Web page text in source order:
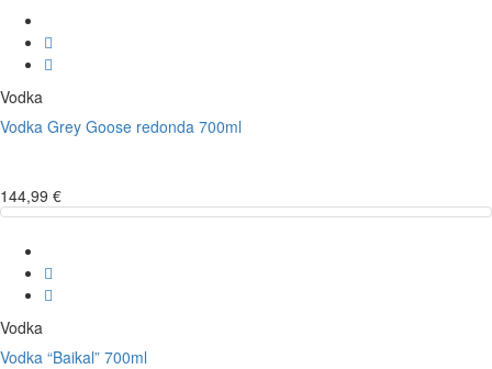
Vodka
Vodka Grey Goose redonda 700ml
144,99 €
Vodka
Vodka “Baikal” 700ml